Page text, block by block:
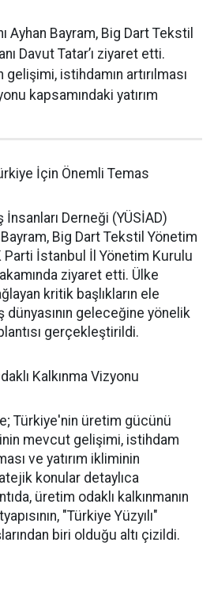
Ayhan Bayram, Big Dart Tekstil
Davut Tatar’ı ziyaret etti.
istihdamın artırılması
kapsamındaki yatırım
İçin Önemli Temas
İnsanları Derneği (YÜSİAD)
Big Dart Tekstil Yönetim
Parti İstanbul İl Yönetim Kurulu
ziyaret etti. Ülke
kritik başlıkların ele
dünyasının geleceğine yönelik
gerçekleştirildi.
Kalkınma Vizyonu
Türkiye'nin üretim gücünü
mevcut gelişimi, istihdam
ve yatırım ikliminin
konular detaylıca
üretim odaklı kalkınmanın
"Türkiye Yüzyılı"
biri olduğu altı çizildi.